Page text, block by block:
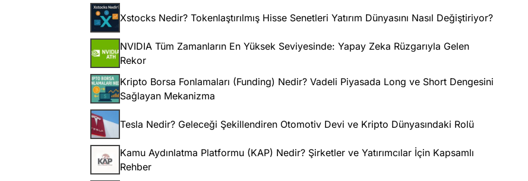
Xstocks Nedir? Tokenlaştırılmış Hisse Senetleri Yatırım Dünyasını Nasıl Değiştiriyor?
NVIDIA Tüm Zamanların En Yüksek Seviyesinde: Yapay Zeka Rüzgarıyla Gelen
Rekor
Kripto Borsa Fonlamaları (Funding) Nedir? Vadeli Piyasada Long ve Short Dengesini
Sağlayan Mekanizma
Tesla Nedir? Geleceği Şekillendiren Otomotiv Devi ve Kripto Dünyasındaki Rolü
Kamu Aydınlatma Platformu (KAP) Nedir? Şirketler ve Yatırımcılar İçin Kapsamlı
Rehber